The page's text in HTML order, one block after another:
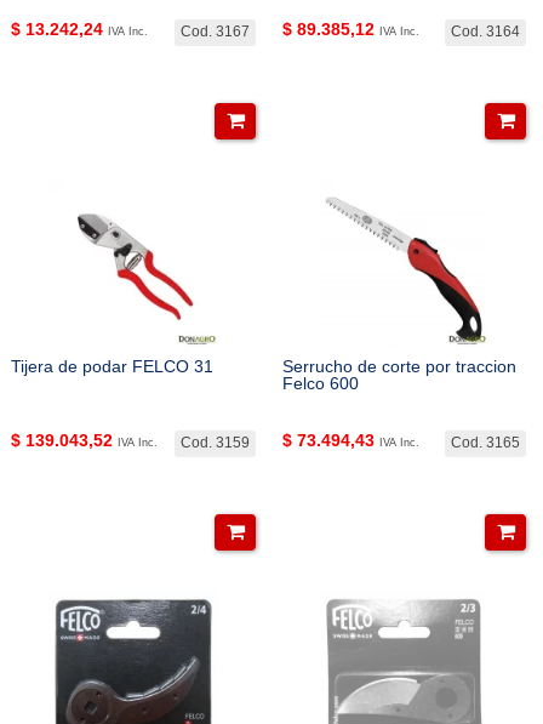
Cod. 3167
$ 13.242,24 IVA Inc. Cod. 3164
$ 89.385,12 IVA Inc.
Tijera de podar FELCO 31
Cod. 3159
$ 139.043,52 IVA Inc.
Serrucho de corte por traccion
Felco 600
Cod. 3165
$ 73.494,43 IVA Inc.